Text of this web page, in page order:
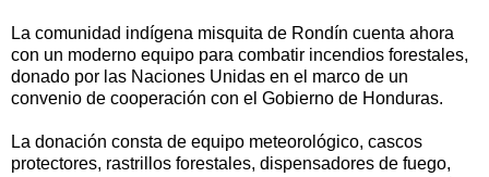
La comunidad indígena misquita de Rondín cuenta ahora
con un moderno equipo para combatir incendios forestales,
donado por las Naciones Unidas en el marco de un
convenio de cooperación con el Gobierno de Honduras.
La donación consta de equipo meteorológico, cascos
protectores, rastrillos forestales, dispensadores de fuego,